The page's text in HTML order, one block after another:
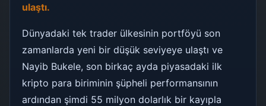
ulaştı.
Dünyadaki tek trader ülkesinin portföyü son
zamanlarda yeni bir düşük seviyeye ulaştı ve
Nayib Bukele, son birkaç ayda piyasadaki ilk
kripto para biriminin şüpheli performansının
ardından şimdi 55 milyon dolarlık bir kayıpla